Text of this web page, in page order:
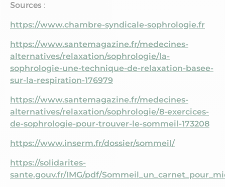
Sources :
https://www.chambre-syndicale-sophrologie.fr
https://www.santemagazine.fr/medecines-
alternatives/relaxation/sophrologie/la-
sophrologie-une-technique-de-relaxation-basee-
sur-la-respiration-176979
https://www.santemagazine.fr/medecines-
alternatives/relaxation/sophrologie/8-exercices-
de-sophrologie-pour-trouver-le-sommeil-173208
https://www.inserm.fr/dossier/sommeil/
https://solidarites-
sante.gouv.fr/IMG/pdf/